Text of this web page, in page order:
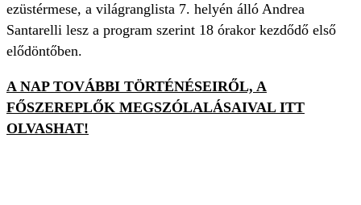
ezüstérmese, a világranglista 7. helyén álló Andrea
Santarelli lesz a program szerint 18 órakor kezdődő első
elődöntőben.
A NAP TOVÁBBI TÖRTÉNÉSEIRŐL, A
FŐSZEREPLŐK MEGSZÓLALÁSAIVAL ITT
OLVASHAT!